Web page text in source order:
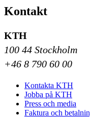
Kontakt
KTH
100 44 Stockholm
+46 8 790 60 00
Kontakta KTH
Jobba på KTH
Press och media
Faktura och